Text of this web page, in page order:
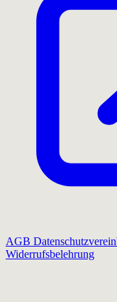
AGB
Widerrufsbelehrung